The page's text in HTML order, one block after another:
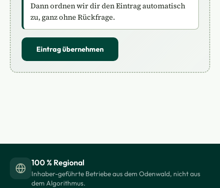
Dann ordnen wir dir den Eintrag automatisch
zu, ganz ohne Rückfrage.
Eintrag übernehmen
100 % Regional
Inhaber-geführte Betriebe aus dem Odenwald, nicht aus
dem Algorithmus.